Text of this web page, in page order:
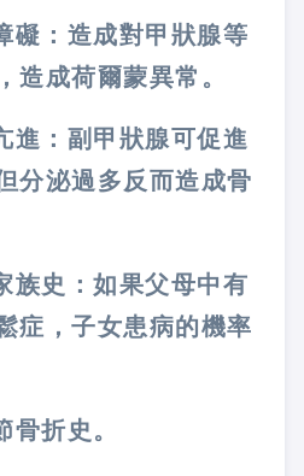
礙： 造成對甲狀腺等
造成荷爾蒙異常。
進： 副甲狀腺可促進
分泌過多反而造成骨
族史： 如果父母中有
症，子女患病的機率
骨折史。